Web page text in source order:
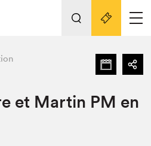
au Salon
Nos activités
et Martin PM en